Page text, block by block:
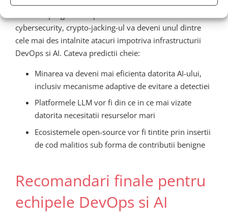
cybersecurity, crypto-jacking-ul va deveni unul dintre
cele mai des intalnite atacuri impotriva infrastructurii
DevOps si AI. Cateva predictii cheie:
Minarea va deveni mai eficienta datorita AI-ului,
inclusiv mecanisme adaptive de evitare a detectiei
Platformele LLM vor fi din ce in ce mai vizate
datorita necesitatii resurselor mari
Ecosistemele open-source vor fi tintite prin insertii
de cod malitios sub forma de contributii benigne
Recomandari finale pentru
echipele DevOps si AI